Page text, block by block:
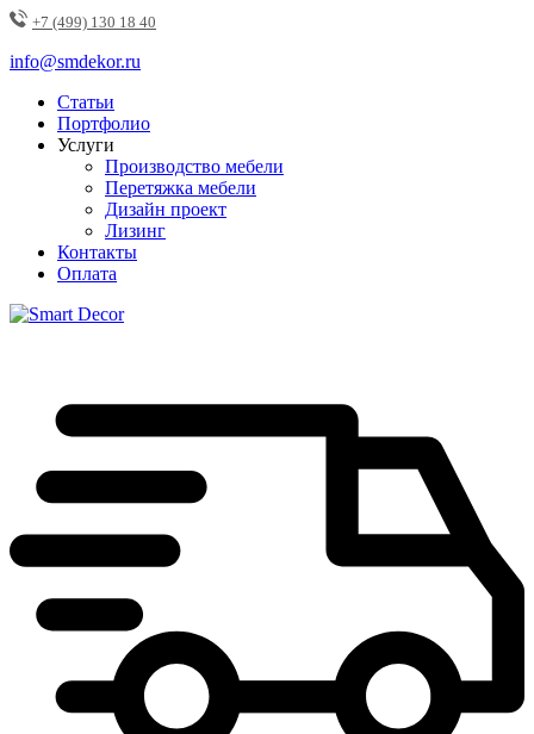
+7 (499) 130 18 40
info@smdekor.ru
Статьи
Портфолио
Услуги
Производство мебели
Перетяжка мебели
Дизайн проект
Лизинг
Контакты
Оплата